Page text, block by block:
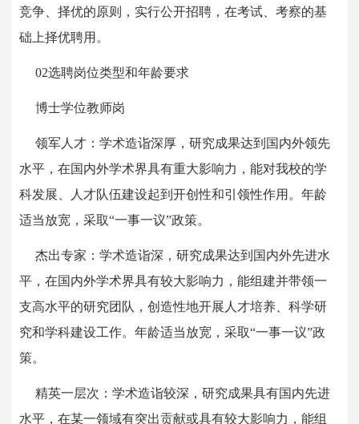
竞争、择优的原则，实行公开招聘，在考试、考察的基
础上择优聘用。
02选聘岗位类型和年龄要求
博士学位教师岗
领军人才：学术造诣深厚，研究成果达到国内外领先
水平，在国内外学术界具有重大影响力，能对我校的学
科发展、人才队伍建设起到开创性和引领性作用。年龄
适当放宽，采取“一事一议”政策。
杰出专家：学术造诣深，研究成果达到国内外先进水
平，在国内外学术界具有较大影响力，能组建并带领一
支高水平的研究团队，创造性地开展人才培养、科学研
究和学科建设工作。年龄适当放宽，采取“一事一议”政
策。
精英一层次：学术造诣较深，研究成果具有国内先进
水平，在某一领域有突出贡献或具有较大影响力，能组